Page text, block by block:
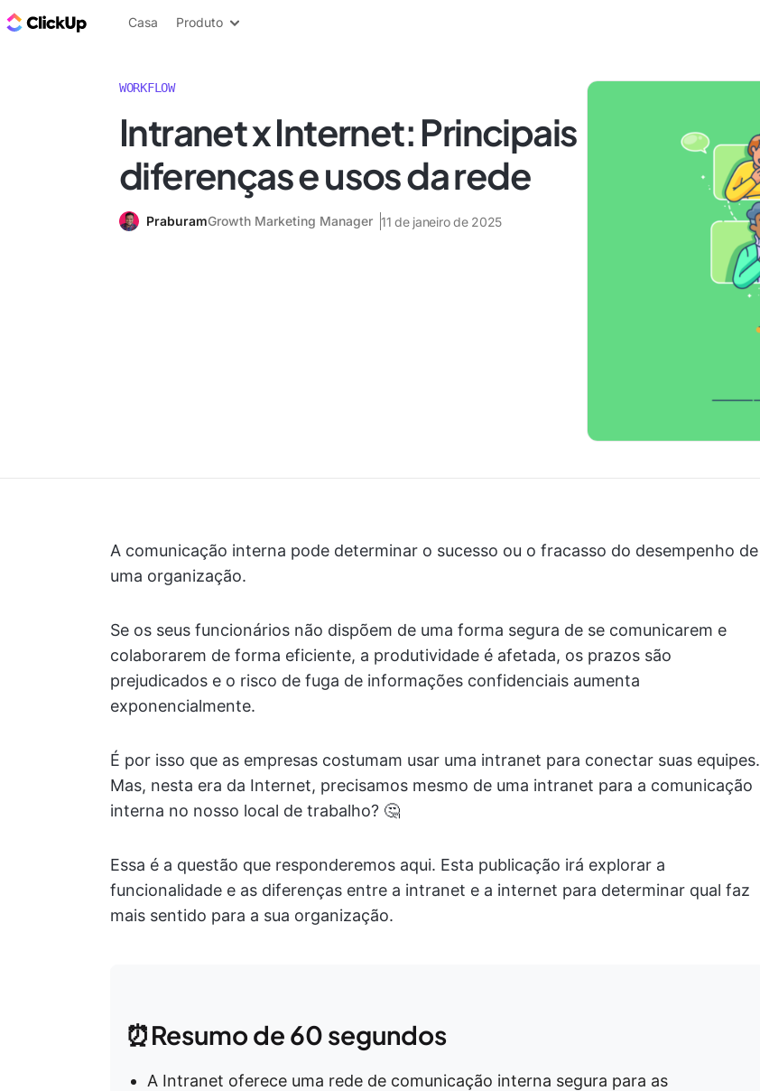
ClickUp Blogue
Casa Produto
WORKFLOW
Intranet x Internet: Principais
diferenças e usos da rede
PraburamGrowth Marketing Manager 11 de janeiro de 2025
A comunicação interna pode determinar o sucesso ou o fracasso do desempenho de
uma organização.
Se os seus funcionários não dispõem de uma forma segura de se comunicarem e
colaborarem de forma eficiente, a produtividade é afetada, os prazos são
prejudicados e o risco de fuga de informações confidenciais aumenta
exponencialmente.
É por isso que as empresas costumam usar uma intranet para conectar suas equipes.
Mas, nesta era da Internet, precisamos mesmo de uma intranet para a comunicação
interna no nosso local de trabalho? 🤔
Essa é a questão que responderemos aqui. Esta publicação irá explorar a
funcionalidade e as diferenças entre a intranet e a internet para determinar qual faz
mais sentido para a sua organização.
⏰Resumo de 60 segundos
A Intranet oferece uma rede de comunicação interna segura para as